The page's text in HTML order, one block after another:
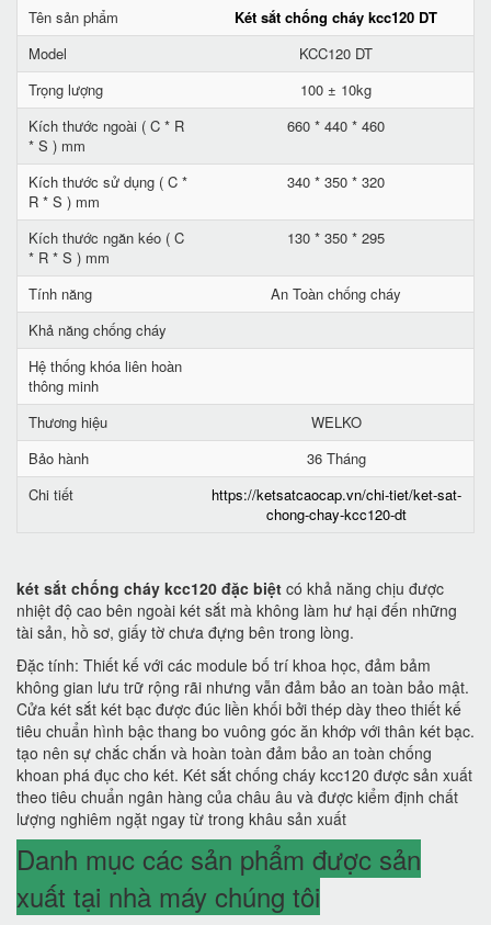
Tên sản phẩm
Két sắt chống cháy kcc120 DT
Model
KCC120 DT
Trọng lượng
100 ± 10kg
Kích thước ngoài ( C * R
* S ) mm
660 * 440 * 460
Kích thước sử dụng ( C *
R * S ) mm
340 * 350 * 320
Kích thước ngăn kéo ( C
* R * S ) mm
130 * 350 * 295
Tính năng
An Toàn chống cháy
Khả năng chống cháy
Hệ thống khóa liên hoàn
thông minh
Thương hiệu
WELKO
Bảo hành
36 Tháng
Chi tiết
https://ketsatcaocap.vn/chi-tiet/ket-sat-
chong-chay-kcc120-dt
két sắt chống cháy kcc120 đặc biệt có khả năng chịu được
nhiệt độ cao bên ngoài két sắt mà không làm hư hại đến những
tài sản, hồ sơ, giấy tờ chưa đựng bên trong lòng.
Đặc tính: Thiết kế với các module bố trí khoa học, đảm bảm
không gian lưu trữ rộng rãi nhưng vẫn đảm bảo an toàn bảo mật.
Cửa két sắt két bạc được đúc liền khối bởi thép dày theo thiết kế
tiêu chuẩn hình bậc thang bo vuông góc ăn khớp với thân két bạc.
tạo nên sự chắc chắn và hoàn toàn đảm bảo an toàn chống
khoan phá đục cho két. Két sắt chống cháy kcc120 được sản xuất
theo tiêu chuẩn ngân hàng của châu âu và được kiểm định chất
lượng nghiêm ngặt ngay từ trong khâu sản xuất
Danh mục các sản phẩm được sản
xuất tại nhà máy chúng tôi